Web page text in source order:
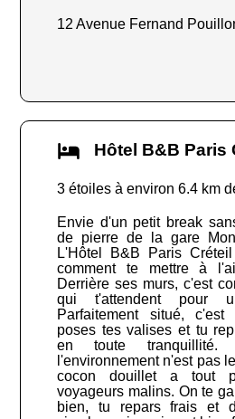
12 Avenue Fernand
Hôtel B&B
3 étoiles à environ 6.4 km
Envie d'un petit break
de pierre de la gare
L'Hôtel B&B Paris
comment te mettre à
Derrière ses murs, c'est
qui t'attendent pour
Parfaitement situé,
poses tes valises et tu
en toute
l'environnement n'est pas
cocon douillet a tout
voyageurs malins. On te
bien, tu repars frais et